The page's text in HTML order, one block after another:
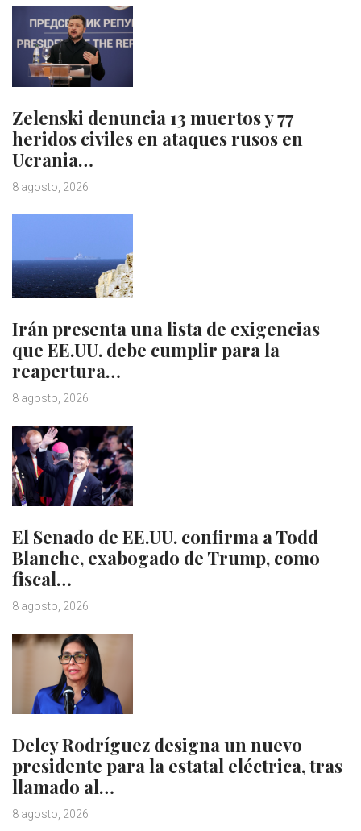
Zelenski denuncia 13 muertos y 77
heridos civiles en ataques rusos en
Ucrania…
8 agosto, 2026
Irán presenta una lista de exigencias
que EE.UU. debe cumplir para la
reapertura…
8 agosto, 2026
El Senado de EE.UU. confirma a Todd
Blanche, exabogado de Trump, como
fiscal…
8 agosto, 2026
Delcy Rodríguez designa un nuevo
presidente para la estatal eléctrica, tras
llamado al…
8 agosto, 2026